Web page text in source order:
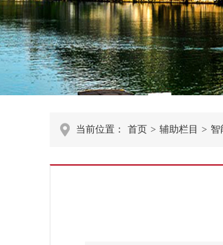
当前位置： 首页 > 辅助栏目 > 智